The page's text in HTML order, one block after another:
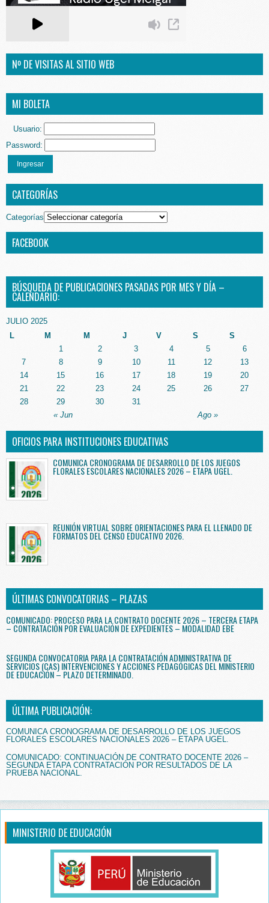
Nº DE VISITAS AL SITIO WEB
MI BOLETA
Usuario:
Password:
Ingresar
CATEGORÍAS
Categorías
FACEBOOK
BÚSQUEDA DE PUBLICACIONES PASADAS POR MES Y DÍA –
CALENDARIO:
JULIO 2025
L
M M J V S S
« Jun Ago »
1 2 3 4 5
6
7
8 9 10 11 12
13
14
15 16 17 18 19
20
21
22 23 24 25 26
27
28
29 30 31
OFICIOS PARA INSTITUCIONES EDUCATIVAS
COMUNICA CRONOGRAMA DE DESARROLLO DE LOS JUEGOS
FLORALES ESCOLARES NACIONALES 2026 – ETAPA UGEL.
REUNIÓN VIRTUAL SOBRE ORIENTACIONES PARA EL LLENADO DE
FORMATOS DEL CENSO EDUCATIVO 2026.
ÚLTIMAS CONVOCATORIAS – PLAZAS
COMUNICADO: PROCESO PARA LA CONTRATO DOCENTE 2026 – TERCERA ETAPA
– CONTRATACIÓN POR EVALUACIÓN DE EXPEDIENTES – MODALIDAD EBE
SEGUNDA CONVOCATORIA PARA LA CONTRATACIÓN ADMINISTRATIVA DE
SERVICIOS (CAS) INTERVENCIONES Y ACCIONES PEDAGÓGICAS DEL MINISTERIO
DE EDUCACIÓN – PLAZO DETERMINADO.
ÚLTIMA PUBLICACIÓN:
COMUNICA CRONOGRAMA DE DESARROLLO DE LOS JUEGOS
FLORALES ESCOLARES NACIONALES 2026 – ETAPA UGEL.
COMUNICADO: CONTINUACIÓN DE CONTRATO DOCENTE 2026 –
SEGUNDA ETAPA CONTRATACIÓN POR RESULTADOS DE LA
PRUEBA NACIONAL.
MINISTERIO DE EDUCACIÓN